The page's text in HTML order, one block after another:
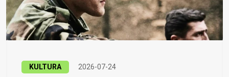
KULTURA 2026-07-24